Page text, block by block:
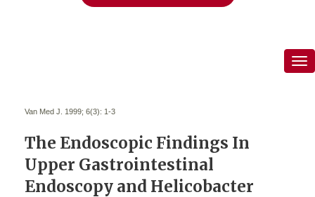
Van Med J. 1999; 6(3): 1-3
The Endoscopic Findings In
Upper Gastrointestinal
Endoscopy and Helicobacter